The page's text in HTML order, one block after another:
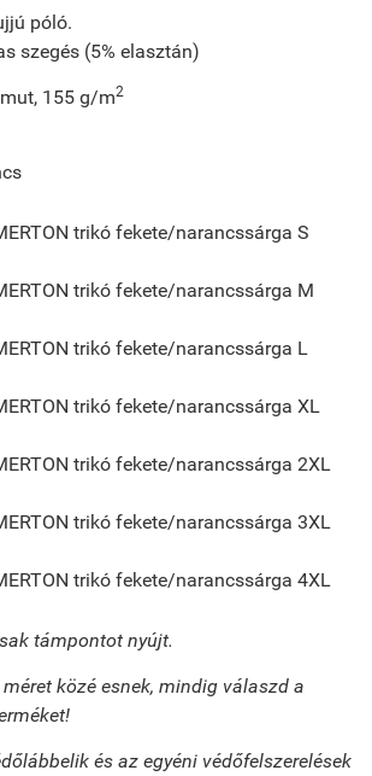
póló.
szegés (5% elasztán)
155 g/m2
trikó fekete/narancssárga S
trikó fekete/narancssárga M
trikó fekete/narancssárga L
trikó fekete/narancssárga XL
trikó fekete/narancssárga 2XL
trikó fekete/narancssárga 3XL
trikó fekete/narancssárga 4XL
támpontot nyújt.
közé esnek, mindig válaszd a
és az egyéni védőfelszerelések